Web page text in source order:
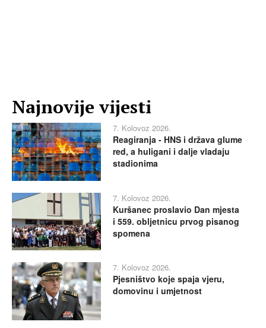
Najnovije vijesti
7. Kolovoz 2026.
Reagiranja - HNS i država glume
red, a huligani i dalje vladaju
stadionima
7. Kolovoz 2026.
Kuršanec proslavio Dan mjesta
i 559. obljetnicu prvog pisanog
spomena
7. Kolovoz 2026.
Pjesništvo koje spaja vjeru,
domovinu i umjetnost